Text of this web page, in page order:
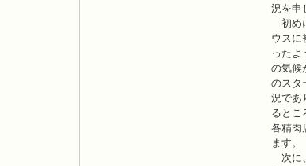
況を申
初め
ウスに
ったよ
の気候
のスタ
況であ
るとこ
各精肉
ます。
次に